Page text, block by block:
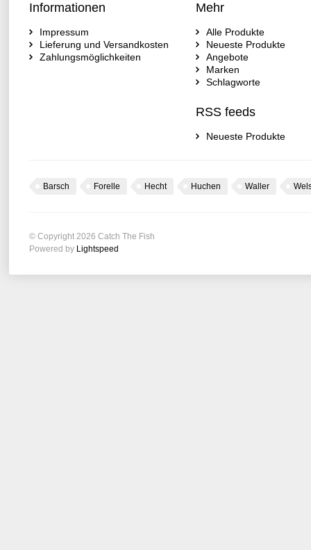
Informationen
Impressum
Lieferung und Versandkosten
Zahlungsmöglichkeiten
Mehr
Alle Produkte
Neueste Produkte
Angebote
Marken
Schlagworte
RSS feeds
Neueste Produkte
Barsch Forelle Hecht Huchen Waller
© Copyright 2026 Catch The Fish
Powered by Lightspeed